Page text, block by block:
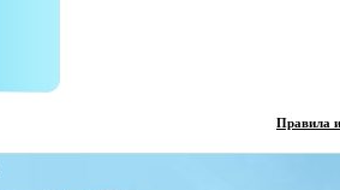
Правила